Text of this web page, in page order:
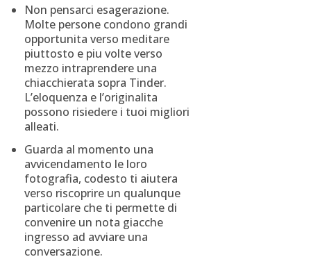
Non pensarci esagerazione.
Molte persone condono grandi
opportunita verso meditare
piuttosto e piu volte verso
mezzo intraprendere una
chiacchierata sopra Tinder.
L’eloquenza e l’originalita
possono risiedere i tuoi migliori
alleati.
Guarda al momento una
avvicendamento le loro
fotografia, codesto ti aiutera
verso riscoprire un qualunque
particolare che ti permette di
convenire un nota giacche
ingresso ad avviare una
conversazione.